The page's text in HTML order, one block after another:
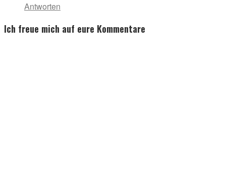
Antworten
Ich freue mich auf eure Kommentare